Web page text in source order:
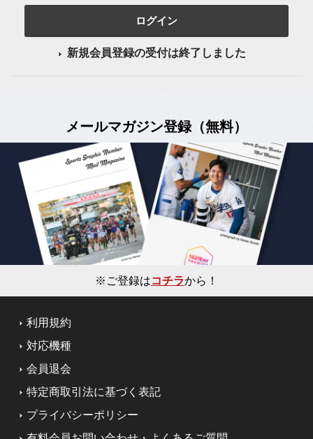
ログイン
新規会員登録の受付は終了しました
メールマガジン登録（無料）
※ご登録はコチラから！
利用規約
対応機種
会員退会
特定商取引法に基づく表記
プライバシーポリシー